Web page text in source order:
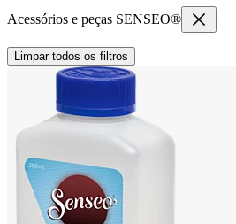
Acessórios e peças SENSEO®
Limpar todos os filtros